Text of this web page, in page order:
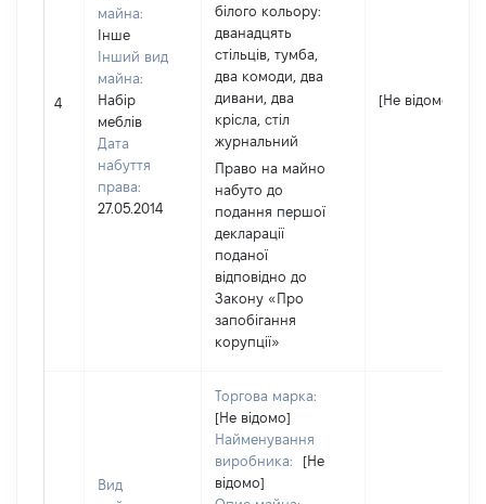
4
майна:
Інше
Інший вид
майна:
Набір
меблів
Дата
набуття
права:
27.05.2014
білого кольору:
дванадцять
стільців, тумба,
два комоди, два
дивани, два
крісла, стіл
журнальний
Право на майно
набуто до
подання першої
декларації
поданої
відповідно до
Закону «Про
запобігання
корупції»
[Не відомо]
Вид
Торгова марка:
[Не відомо]
Найменування
виробника:
[Не
відомо]